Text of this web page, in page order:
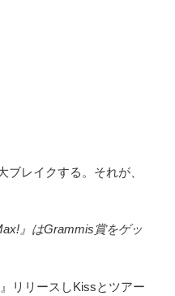
ブレイクする。それが、
』はGrammis賞をゲッ
リリースしKissとツアー